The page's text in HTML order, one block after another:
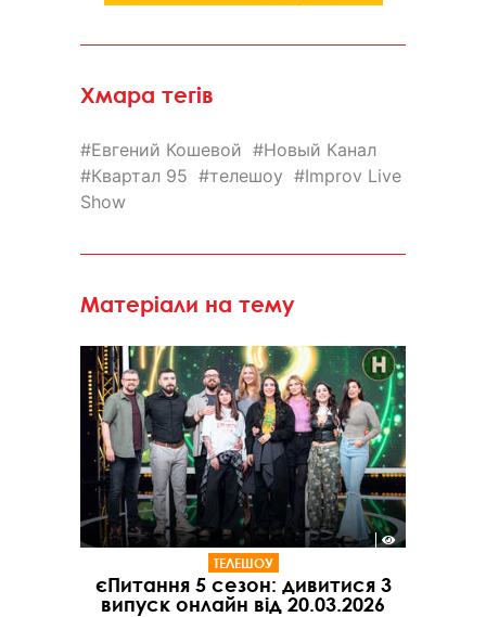
Хмара тегів
Евгений Кошевой
Новый Канал
Квартал 95
телешоу
Improv Live
Show
Матеріали на тему
ТЕЛЕШОУ
єПитання 5 сезон: дивитися 3
випуск онлайн від 20.03.2026